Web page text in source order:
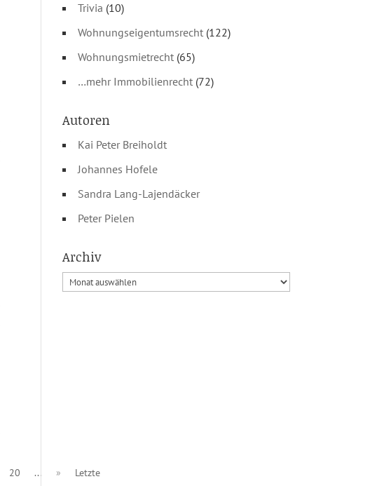
20 ... » Letzte
Trivia (10)
Wohnungseigentumsrecht(122)
Wohnungsmietrecht(65)
…mehr Immobilienrecht(72)
Autoren
Kai Peter Breiholdt
Johannes Hofele
Sandra Lang-Lajendäcker
Peter Pielen
Archiv